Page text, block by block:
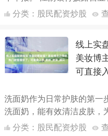
现了双位数的增长，是一份
分类： 股民配资炒股
线上实
美妆博
可直接
洗面奶作为日常护肤的第一
洗面奶，能有效清洁皮肤，
错则可能引发各种皮肤问题
分类： 股民配资炒股